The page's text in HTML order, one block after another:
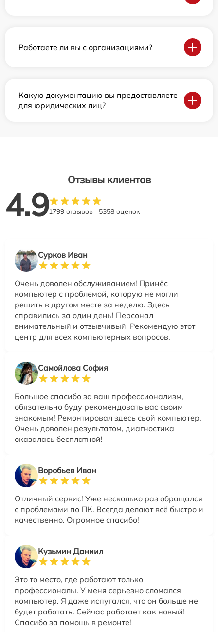
Работаете ли вы с организациями?
Какую документацию вы предоставляете
для юридических лиц?
Отзывы клиентов
4.91799 отзывов 5358 оценок
Сурков Иван
Очень доволен обслуживанием! Принёс
компьютер с проблемой, которую не могли
решить в другом месте за неделю. Здесь
справились за один день! Персонал
внимательный и отзывчивый. Рекомендую этот
центр для всех компьютерных вопросов.
Самойлова София
Большое спасибо за ваш профессионализм,
обязательно буду рекомендовать вас своим
знакомым! Ремонтировал здесь свой компьютер.
Очень доволен результатом, диагностика
оказалась бесплатной!
Воробьев Иван
Отличный сервис! Уже несколько раз обращался
с проблемами по ПК. Всегда делают всё быстро и
качественно. Огромное спасибо!
Кузьмин Даниил
Это то место, где работают только
профессионалы. У меня серьезно сломался
компьютер. Я даже испугался, что он больше не
будет работать. Сейчас работает как новый!
Спасибо за помощь в ремонте!